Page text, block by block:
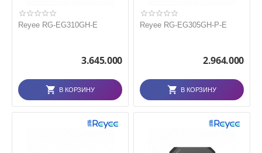
Reyee RG-EG310GH-E
3.645.000
В КОРЗИНУ
Reyee RG-EG305GH-P-E
2.964.000
В КОРЗИНУ